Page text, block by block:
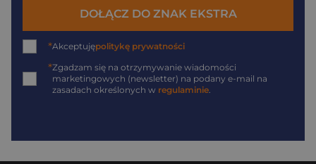
DOŁĄCZ DO ZNAK EKSTRA
*Akceptujępolitykę prywatności
*Zgadzam się na otrzymywanie wiadomości
marketingowych (newsletter) na podany e-mail na
zasadach określonych w regulaminie.